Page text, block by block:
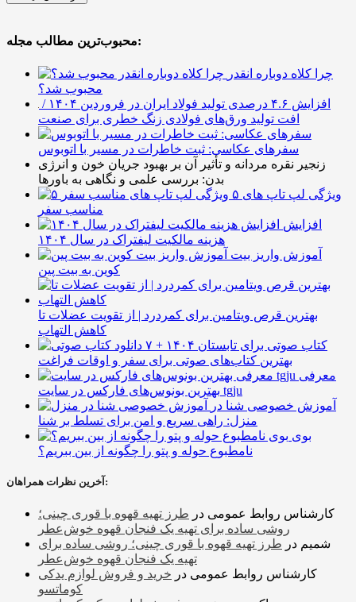
محبوب‌ترین مطالب مجله:
چرا کلاه دوباره انقدر
محبوب شد؟
افزایش ۴.۶ درصدی تولید فولاد ایران در فروردین ۱۴۰۴ /
افت تولید ورق‌های فولادی زنگ خطری برای صنعت
سفرهای عکاسی: ثبت خاطرات در مسیر با اتوبوس
زنجیر نقره مردانه و تأثیر آن بر بهبود جریان خون و انرژی
بدن: بررسی علمی و نگاهی به باورها
۵ ویژگی لپ تاپ های
مناسب سفر
افزایش
هزینه مالکیت لیفتراک در سال ۱۴۰۴
آموزش واریز بیت
کوین به بیت پین
بهترین قرص ویتامین برای کمردرد | از تقویت عضلات تا
کاهش التهاب
۷ کتاب صوتی برای تابستان ۱۴۰۴ +
بهترین کتاب‌های صوتی برای سفر و اوقات فراغت
معرفی
بهترین بونوس‌های فارکس در سایت tgju
آموزش خصوصی شنا در
منزل: راهی سریع و امن برای تسلط بر شنا
بوی
نامطبوع حوله و پتو را چگونه از بین ببریم؟
آخرین نظرات همراهان:
کارشناس روابط عمومی در طرز تهیه قهوه با قوری چینی؛
روشی ساده برای تهیه یک فنجان قهوه خوش‌عطر
شمیم در طرز تهیه قهوه با قوری چینی؛ روشی ساده برای
تهیه یک فنجان قهوه خوش‌عطر
کارشناس روابط عمومی در خرید و فروش لوازم یدکی
کوماتسو